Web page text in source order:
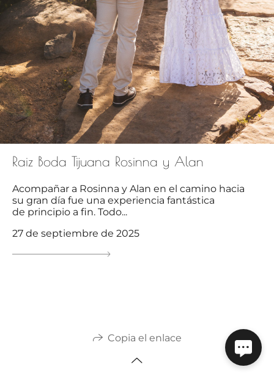
Raiz Boda Tijuana Rosinna y Alan
Acompañar a Rosinna y Alan en el camino hacia
su gran día fue una experiencia fantástica
de principio a fin. Todo...
27 de septiembre de 2025
Copia el enlace